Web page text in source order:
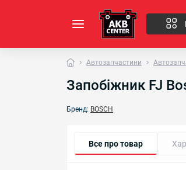
Автозапчастини
Запобіжник FJ
Бренд: BOSCH
Все про товар